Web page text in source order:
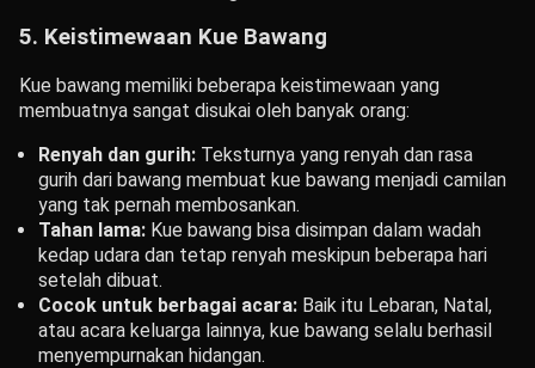
5. Keistimewaan Kue Bawang
Kue bawang memiliki beberapa keistimewaan yang
membuatnya sangat disukai oleh banyak orang:
Renyah dan gurih: Teksturnya yang renyah dan rasa
gurih dari bawang membuat kue bawang menjadi camilan
yang tak pernah membosankan.
Tahan lama: Kue bawang bisa disimpan dalam wadah
kedap udara dan tetap renyah meskipun beberapa hari
setelah dibuat.
Cocok untuk berbagai acara: Baik itu Lebaran, Natal,
atau acara keluarga lainnya, kue bawang selalu berhasil
menyempurnakan hidangan.